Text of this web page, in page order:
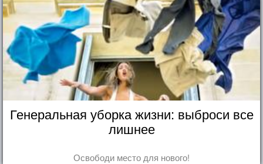
Генеральная уборка жизни: выброси все
лишнее
Освободи место для нового!